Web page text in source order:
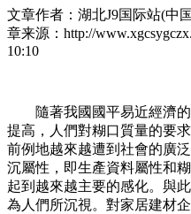
文章作者：湖北J9国际站(中
章来源：http://
10:10
隨著我國國平易近經濟的
提高，人們對糊口質量的要
前例地越來越遭到社會的廣
沉屬性，即生產資料屬性和
起到越來越主要的感化。與
為人們所沉視。對家居建材